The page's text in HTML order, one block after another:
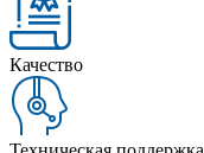
Качество